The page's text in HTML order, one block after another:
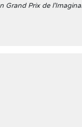
Grand Prix de